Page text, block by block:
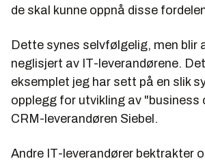
de skal kunne oppnå disse
Dette synes selvfølgelig, men blir
neglisjert av IT-leverandørene.
eksemplet jeg har sett på en slik
opplegg for utvikling av "business
CRM-leverandøren Siebel.
Andre IT-leverandører bektrakter